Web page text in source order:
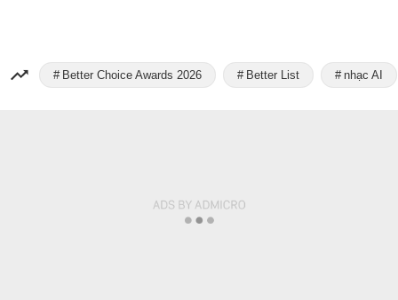
Better Choice Awards 2026 Better List nhạc AI